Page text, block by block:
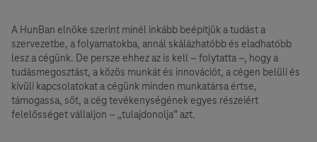
A HunBan elnöke szerint minél inkább beépítjük a tudást a
szervezetbe, a folyamatokba, annál skálázhatóbb és eladhatóbb
lesz a cégünk. De persze ehhez az is kell – folytatta –, hogy a
tudásmegosztást, a közös munkát és innovációt, a cégen belüli és
kívüli kapcsolatokat a cégünk minden munkatársa értse,
támogassa, sőt, a cég tevékenységének egyes részeiért
felelősséget vállaljon – „tulajdonolja” azt.